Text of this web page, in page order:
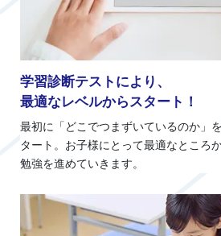
学習診断テストにより、
最適なレベルからスタート！
最初に「どこでつまずいているのか」
タート。お子様にとって最適なところ
勉強を進めていきます。